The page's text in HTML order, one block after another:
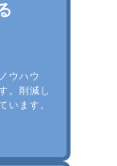
ウハウ
。削減し
います。